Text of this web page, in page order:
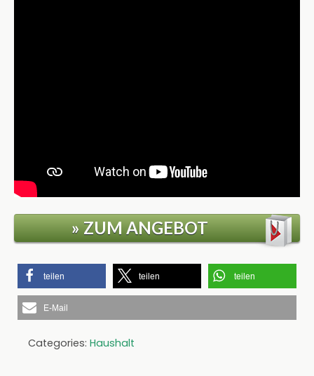
» ZUM ANGEBOT
teilen teilen teilen
E-Mail
Categories: Haushalt